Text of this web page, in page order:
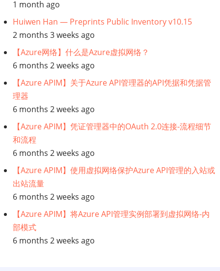
付
1 month ago
Huiwen Han — Preprints Public Inventory v10.15
2 months 3 weeks ago
【Azure网络】什么是Azure虚拟网络？
6 months 2 weeks ago
【Azure APIM】关于Azure API管理器的API凭据和凭据管
理器
6 months 2 weeks ago
【Azure APIM】凭证管理器中的OAuth 2.0连接-流程细节
和流程
6 months 2 weeks ago
【Azure APIM】使用虚拟网络保护Azure API管理的入站或
出站流量
6 months 2 weeks ago
【Azure APIM】将Azure API管理实例部署到虚拟网络-内
部模式
6 months 2 weeks ago